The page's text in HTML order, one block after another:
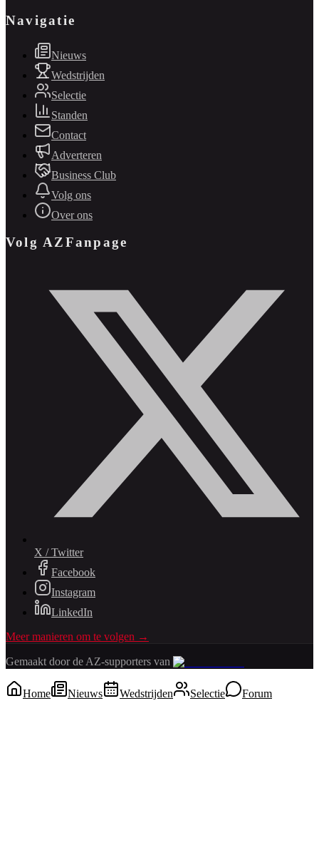
Navigatie
Nieuws
Wedstrijden
Selectie
Standen
Contact
Adverteren
Business Club
Volg ons
Over ons
Volg AZFanpage
X / Twitter
Facebook
Instagram
LinkedIn
Meer manieren om te volgen →
Gemaakt door de AZ-supporters van
Home Nieuws Wedstrijden Selectie Forum